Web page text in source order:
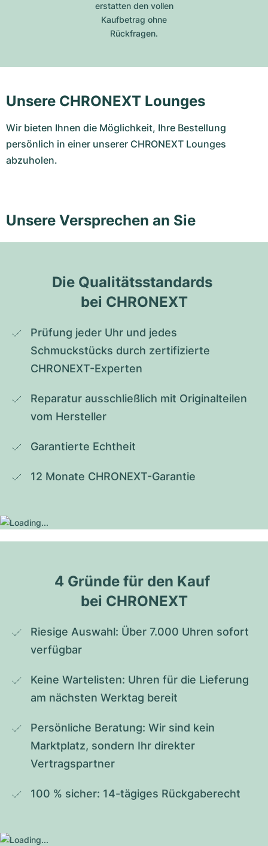
erstatten den vollen
Kaufbetrag ohne
Rückfragen.
Unsere CHRONEXT Lounges
Wir bieten Ihnen die Möglichkeit, Ihre Bestellung
persönlich in einer unserer CHRONEXT Lounges
abzuholen.
Unsere Versprechen an Sie
Die Qualitätsstandards
bei CHRONEXT
Prüfung jeder Uhr und jedes
Schmuckstücks durch zertifizierte
CHRONEXT-Experten
Reparatur ausschließlich mit Originalteilen
vom Hersteller
Garantierte Echtheit
12 Monate CHRONEXT-Garantie
4 Gründe für den Kauf
bei CHRONEXT
Riesige Auswahl: Über 7.000 Uhren sofort
verfügbar
Keine Wartelisten: Uhren für die Lieferung
am nächsten Werktag bereit
Persönliche Beratung: Wir sind kein
Marktplatz, sondern Ihr direkter
Vertragspartner
100 % sicher: 14-tägiges Rückgaberecht